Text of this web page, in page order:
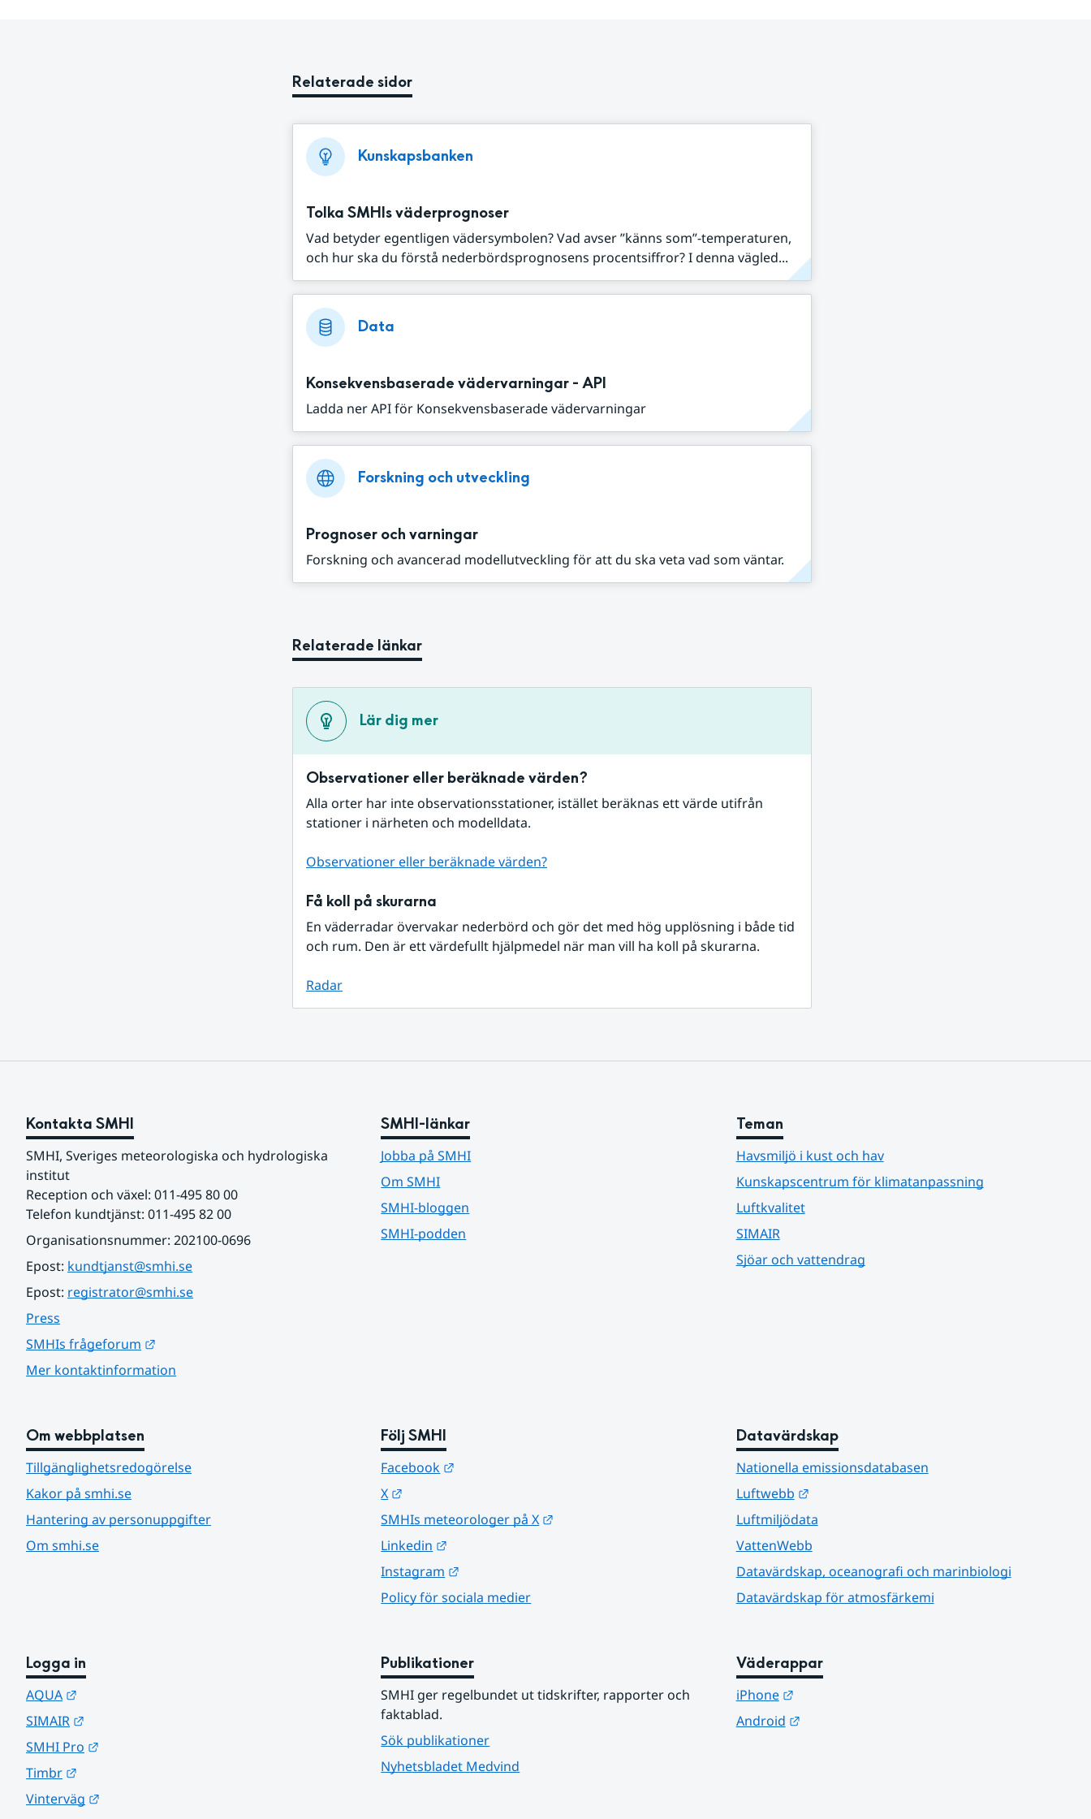
Relaterade sidor
Kunskapsbanken
Tolka SMHIs väderprognoser
Vad betyder egentligen vädersymbolen? Vad avser ”känns som”-temperaturen,
och hur ska du förstå nederbördsprognosens procentsiffror? I denna vägled...
Data
Konsekvensbaserade vädervarningar - API
Ladda ner API för Konsekvensbaserade vädervarningar
Forskning och utveckling
Prognoser och varningar
Forskning och avancerad modellutveckling för att du ska veta vad som väntar.
Relaterade länkar
Lär dig mer
Observationer eller beräknade värden?
Alla orter har inte observationsstationer, istället beräknas ett värde utifrån
stationer i närheten och modelldata.
Observationer eller beräknade värden?
Få koll på skurarna
En väderradar övervakar nederbörd och gör det med hög upplösning i både tid
och rum. Den är ett värdefullt hjälpmedel när man vill ha koll på skurarna.
Radar
Kontakta SMHI
SMHI, Sveriges meteorologiska och hydrologiska
institut
Reception och växel: 011-495 80 00
Telefon kundtjänst: 011-495 82 00
Organisationsnummer: 202100-0696
Epost: kundtjanst@smhi.se
Epost: registrator@smhi.se
Press
SMHIs frågeforum
Mer kontaktinformation
SMHI-länkar
Jobba på SMHI
Om SMHI
SMHI-bloggen
SMHI-podden
Teman
Havsmiljö i kust och hav
Kunskapscentrum för klimatanpassning
Luftkvalitet
SIMAIR
Sjöar och vattendrag
Om webbplatsen
Tillgänglighetsredogörelse
Kakor på smhi.se
Hantering av personuppgifter
Om smhi.se
Följ SMHI
Facebook
X
SMHIs meteorologer på X
Linkedin
Instagram
Policy för sociala medier
Datavärdskap
Nationella emissionsdatabasen
Luftwebb
Länk till annan webbplats.
Luftmiljödata
VattenWebb
Datavärdskap, oceanografi och marinbiologi
Datavärdskap för atmosfärkemi
Logga in
AQUA
SIMAIR
SMHI Pro
Timbr
Vinterväg
Publikationer
SMHI ger regelbundet ut tidskrifter, rapporter och
faktablad.
Sök publikationer
Nyhetsbladet Medvind
Väderappar
iPhone
Länk till annan webbplats.
Android
Länk till annan webbplats.